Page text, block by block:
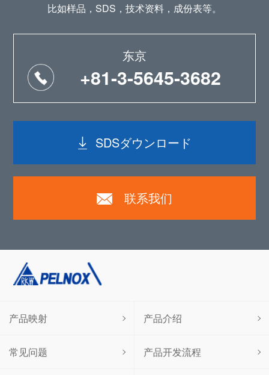
比如样品，SDS，技术资料，成份表等。
东京
+81-3-5645-3682
SDSダウンロード
联系我们
产品映射 产品介绍
常见问题 产品开发流程